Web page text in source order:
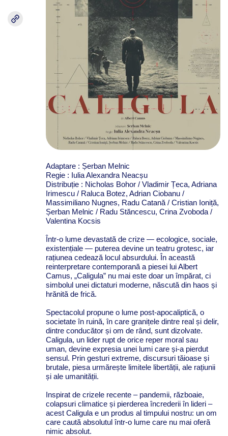
Adaptare : Șerban Melnic
Regie : Iulia Alexandra Neacșu
Distribuție : Nicholas Bohor / Vladimir Țeca, Adriana
Irimescu / Raluca Botez, Adrian Ciobanu /
Massimiliano Nugnes, Radu Catană / Cristian Ioniță,
Șerban Melnic / Radu Stăncescu, Crina Zvoboda /
Valentina Kocsis
Într-o lume devastată de crize — ecologice, sociale,
existențiale — puterea devine un teatru grotesc, iar
rațiunea cedează locul absurdului. În această
reinterpretare contemporană a piesei lui Albert
Camus, „Caligula” nu mai este doar un împărat, ci
simbolul unei dictaturi moderne, născută din haos și
hrănită de frică.
Spectacolul propune o lume post-apocaliptică, o
societate în ruină, în care granițele dintre real și delir,
dintre conducător și om de rând, sunt dizolvate.
Caligula, un lider rupt de orice reper moral sau
uman, devine expresia unei lumi care și-a pierdut
sensul. Prin gesturi extreme, discursuri tăioase și
brutale, piesa urmărește limitele libertății, ale rațiunii
și ale umanității.
Inspirat de crizele recente – pandemii, războaie,
colapsuri climatice și pierderea încrederii în lideri –
acest Caligula e un produs al timpului nostru: un om
care caută absolutul într-o lume care nu mai oferă
nimic absolut.